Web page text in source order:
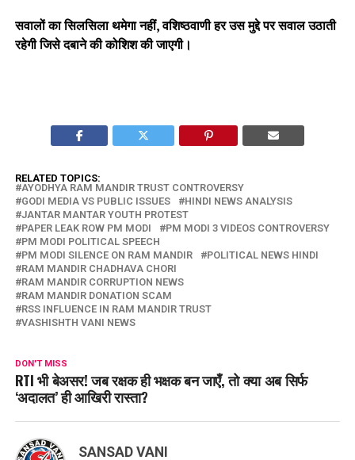
सवालों का सिलसिला थमेगा नहीं, वशिष्ठवाणी हर उस मुद्दे पर सवाल उठाती
रहेगी जिसे दबाने की कोशिश की जाएगी।
RELATED TOPICS:
AYODHYA RAM MANDIR TRUST CONTROVERSY
GODI MEDIA VS PUBLIC ISSUES
HINDI NEWS ANALYSIS
JANTAR MANTAR YOUTH PROTEST
PAPER LEAK ROW PM MODI
PM MODI 3 VIDEOS CONTROVERSY
PM MODI POLITICAL SPEECH
PM MODI SILENCE ON RAM MANDIR
POLITICAL NEWS HINDI
RAM MANDIR CHADHAVA CHORI
RAM MANDIR CORRUPTION NEWS
RAM MANDIR DONATION SCAM
RSS INFLUENCE IN RAM MANDIR TRUST
VASHISHTH VANI NEWS
DON'T MISS
RTI भी बेअसर! जब रक्षक ही भक्षक बन जाएँ, तो क्या अब सिर्फ
‘अदालत’ ही आखिरी रास्ता?
SANSAD VANI